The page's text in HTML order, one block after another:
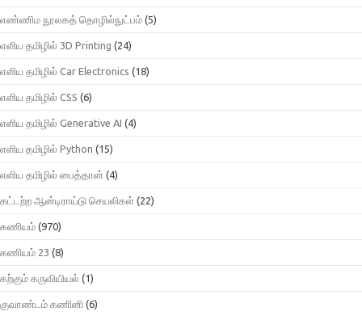
எண்ணிம நூலகத் தொழில்நுட்பம் (5)
எளிய தமிழில் 3D Printing (24)
எளிய தமிழில் Car Electronics (18)
எளிய தமிழில் CSS (6)
எளிய தமிழில் Generative AI (4)
எளிய தமிழில் Python (15)
எளிய தமிழில் பைத்தான் (4)
கட்டற்ற ஆன்டிராய்டு செயலிகள் (22)
கணியம் (970)
கணியம் 23 (8)
கற்கும் கருவியியல் (1)
குவாண்டம் கணினி (6)